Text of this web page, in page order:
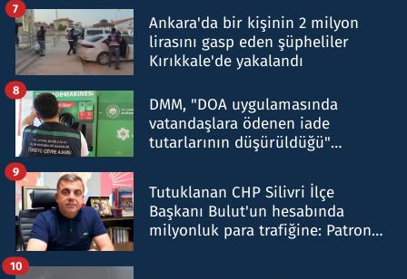
Ankara'da bir kişinin 2 milyon
lirasını gasp eden şüpheliler
Kırıkkale'de yakalandı
7
DMM, "DOA uygulamasında
vatandaşlara ödenen iade
tutarlarının düşürüldüğü"
8
Tutuklanan CHP Silivri İlçe
Başkanı Bulut'un hesabında
milyonluk para trafiğine: Patron
9
10